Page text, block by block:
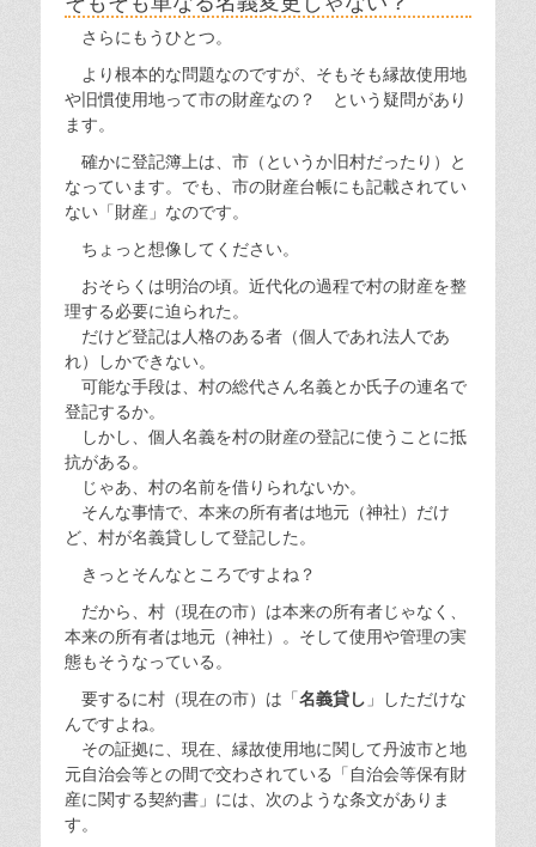
さらにもうひとつ。
より根本的な問題なのですが、そもそも縁故使用地
や旧慣使用地って市の財産なの？ という疑問があり
ます。
確かに登記簿上は、市（というか旧村だったり）と
なっています。でも、市の財産台帳にも記載されてい
ない「財産」なのです。
ちょっと想像してください。
おそらくは明治の頃。近代化の過程で村の財産を整
理する必要に迫られた。
だけど登記は人格のある者（個人であれ法人であ
れ）しかできない。
可能な手段は、村の総代さん名義とか氏子の連名で
登記するか。
しかし、個人名義を村の財産の登記に使うことに抵
抗がある。
じゃあ、村の名前を借りられないか。
そんな事情で、本来の所有者は地元（神社）だけ
ど、村が名義貸しして登記した。
きっとそんなところですよね？
だから、村（現在の市）は本来の所有者じゃなく、
本来の所有者は地元（神社）。そして使用や管理の実
態もそうなっている。
要するに村（現在の市）は「名義貸し 」しただけな
んですよね。
その証拠に、現在、縁故使用地に関して丹波市と地
元自治会等との間で交わされている「自治会等保有財
産に関する契約書」には、次のような条文がありま
す。